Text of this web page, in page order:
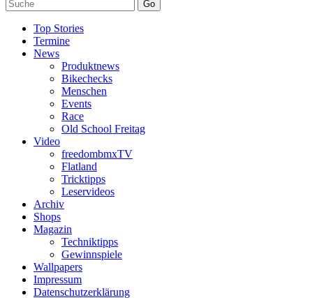
Go
Top Stories
Termine
News
Produktnews
Bikechecks
Menschen
Events
Race
Old School Freitag
Video
freedombmxTV
Flatland
Tricktipps
Leservideos
Archiv
Shops
Magazin
Techniktipps
Gewinnspiele
Wallpapers
Impressum
Datenschutzerklärung